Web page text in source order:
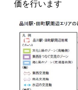
価を行います